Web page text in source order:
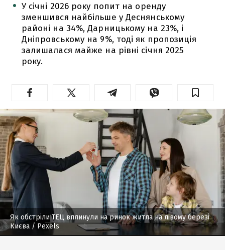
У січні 2026 року попит на оренду
зменшився найбільше у Деснянському
районі на 34%, Дарницькому на 23%, і
Дніпровському на 9%, тоді як пропозиція
залишалася майже на рівні січня 2025
року.
Як обстріли ТЕЦ вплинули на ринок житла на лівому березі
Києва / Pexels